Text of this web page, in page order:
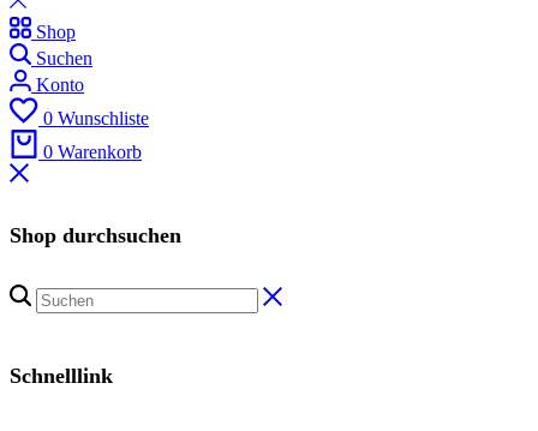
Shop
Suchen
Konto
0 Wunschliste
0 Warenkorb
Shop durchsuchen
Schnelllink